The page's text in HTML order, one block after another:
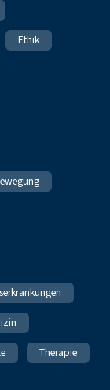
Ethik
Therapie